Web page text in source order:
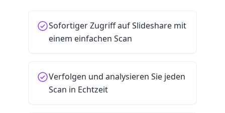
Sofortiger Zugriff auf Slideshare mit
einem einfachen Scan
Verfolgen und analysieren Sie jeden
Scan in Echtzeit